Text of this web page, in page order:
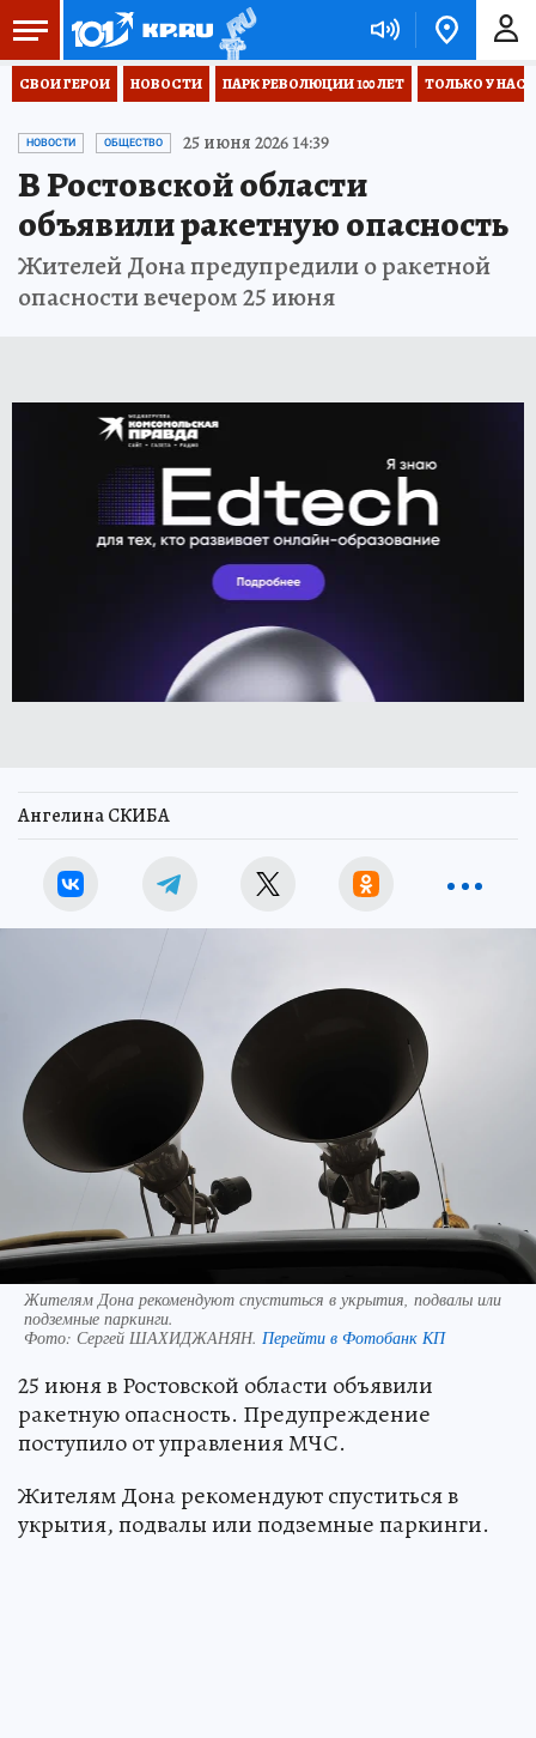
СВОИ ГЕРОИ НОВОСТИ ПАРК РЕВОЛЮЦИИ 100 ЛЕТ ТОЛЬКО У НАС
НОВОСТИ ОБЩЕСТВО 25 июня 2026 14:39
В Ростовской области
объявили ракетную опасность
Жителей Дона предупредили о ракетной
опасности вечером 25 июня
Ангелина СКИБА
Жителям Дона рекомендуют спуститься в укрытия, подвалы или
подземные паркинги.
Фото: Сергей ШАХИДЖАНЯН. Перейти в Фотобанк КП
25 июня в Ростовской области объявили
ракетную опасность. Предупреждение
поступило от управления МЧС.
Жителям Дона рекомендуют спуститься в
укрытия, подвалы или подземные паркинги.